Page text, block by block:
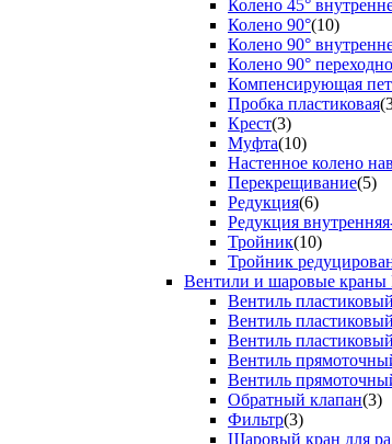
Колено 45°
Колено 90°(10)
Колено 90°
Колено 90°
Компенсирующая
Пробка пластиковая
Крест(3)
Муфта(10)
Настенное колено
Перекрещивание(5)
Редукция(6)
Редукция
Тройник(10)
Тройник
Вентили и шаровые краны
Вентиль
Вентиль
Вентиль
Вентиль
Вентиль
Обратный клапан(3)
Фильтр(3)
Шаровый кран для